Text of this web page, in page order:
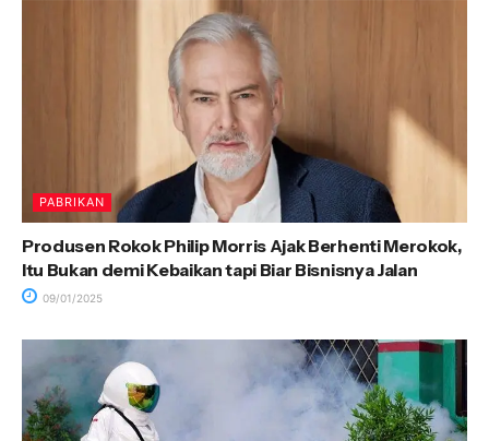
PABRIKAN
Produsen Rokok Philip Morris Ajak Berhenti Merokok,
Itu Bukan demi Kebaikan tapi Biar Bisnisnya Jalan
09/01/2025